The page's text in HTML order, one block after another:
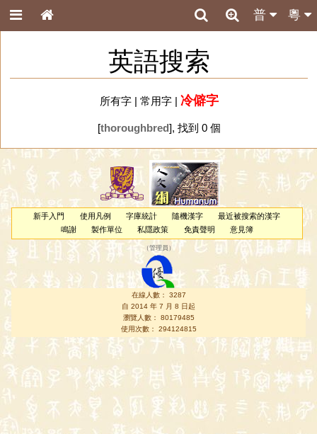
粵
普
英語搜索
所有字| 常用字| 冷僻字
[thoroughbred], 找到 0 個
新手入門 使用凡例 字庫統計 隨機漢字
最近被搜索的漢字
鳴謝
製作單位 私隱政策 免責聲明 意見簿
（管理員 ）
在線人數： 3287
自 2014 年 7 月 8 日起
瀏覽人數： 80179485
使用次數： 294124815